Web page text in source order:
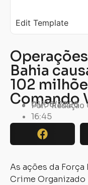
Edit Template
Bahia
102
Comando
Por: Redação
01/06/2026
16:45
As ações da
Crime Organizado